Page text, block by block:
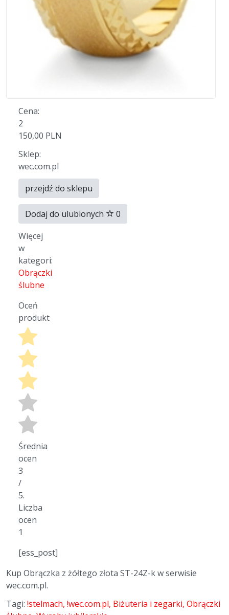
Cena:
2
150,00 PLN
Sklep:
wec.com.pl
przejdź do sklepu
Dodaj do ulubionych
0
Więcej
w
kategori:
Obrączki
ślubne
Oceń
produkt
Średnia
ocen
3
/
5.
Liczba
ocen
1
[ess_post]
Kup Obrączka z żółtego złota ST-24Z-k w serwisie
wec.com.pl.
Tagi: !stelmach !wec.com.pl Biżuteria i zegarki Obrączki